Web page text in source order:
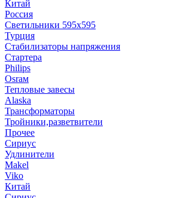
Китай
Россия
Светильники 595х595
Турция
Стабилизаторы напряжения
Стартера
Philips
Оsrам
Тепловые завесы
Alaska
Трансформаторы
Тройники,разветвители
Прочее
Сириус
Удлинители
Makel
Viko
Китай